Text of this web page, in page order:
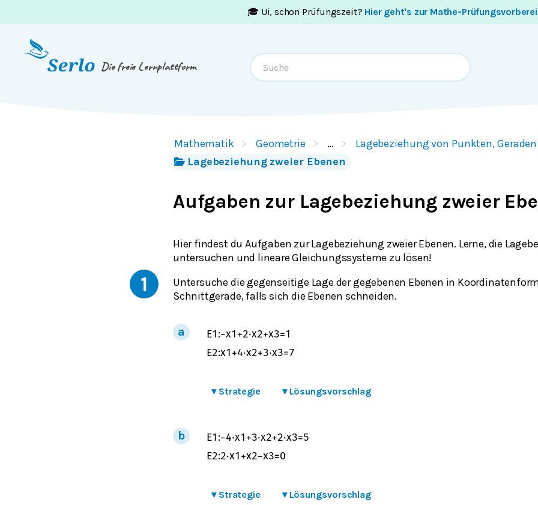
🎓 Ui, schon Prüfungszeit? Hier geht's zur Mathe-
Die freie Lernplattform
Mathematik Geometrie …
Lagebeziehung von Punkten,
Lagebeziehung zweier Ebenen
Aufgaben zur Lagebeziehung zweier
Hier findest du Aufgaben zur Lagebeziehung zweier Ebenen. Lerne, die
untersuchen und lineare Gleichungssysteme zu lösen!
1
Untersuche die gegenseitige Lage der gegebenen Ebenen in
Schnittgerade, falls sich die Ebenen schneiden.
E1 :−x1 +2⋅x2+x3=1
E2:x1 +4⋅x2+3⋅x3=7
▾ Strategie ▾ Lösungsvorschlag
E1 :−4⋅x1 +3⋅x2+2⋅x3=5
E2:2⋅x1 +x2−x3=0
▾ Strategie ▾ Lösungsvorschlag